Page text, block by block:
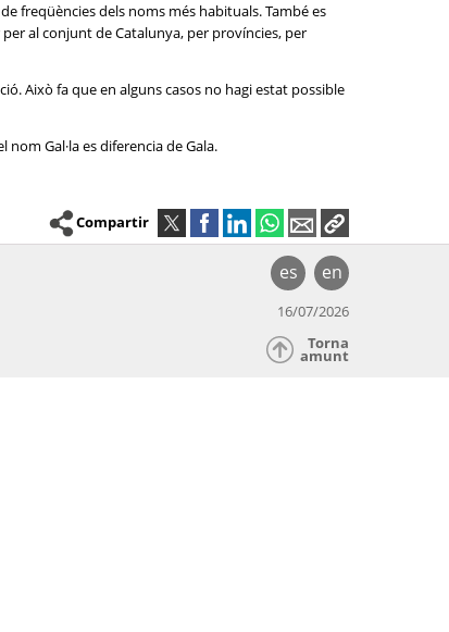
freqüències dels noms més habituals. També es
al conjunt de Catalunya, per províncies, per
Això fa que en alguns casos no hagi estat possible
Gal·la es diferencia de Gala.
Compartir
es en
16/07/2026
Torna
amunt